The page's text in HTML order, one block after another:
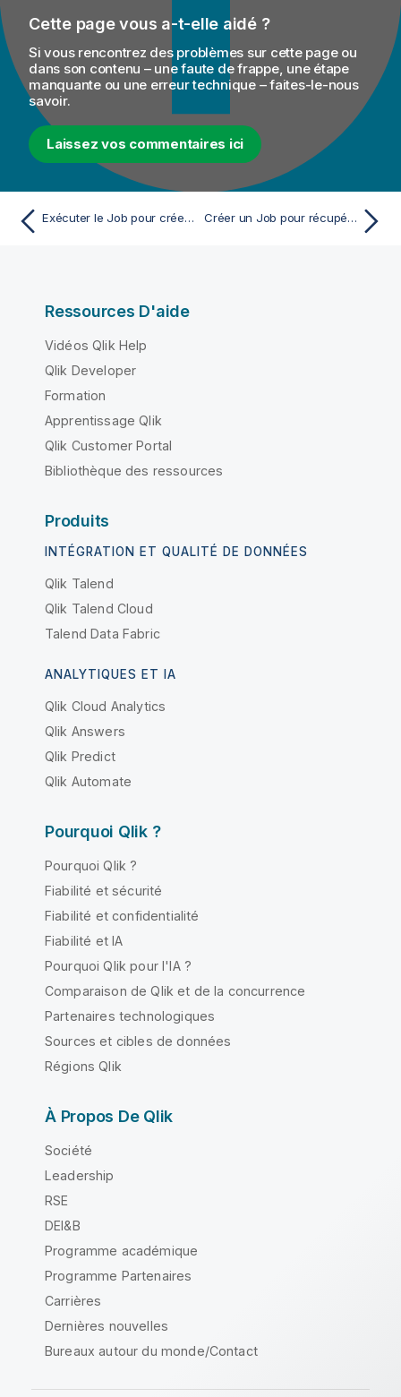
Cette page vous a-t-elle aidé ?
Si vous rencontrez des problèmes sur cette page ou
dans son contenu – une faute de frappe, une étape
manquante ou une erreur technique – faites-le-nous
savoir.
Laissez vos commentaires ici
Exécuter le Job pour créer un ticket dans l'application JIRA Créer un Job pour récupérer les informations du projet depuis l'application JIRA
Ressources D'aide
Vidéos Qlik Help
Qlik Developer
Formation
Apprentissage Qlik
Qlik Customer Portal
Bibliothèque des ressources
Produits
INTÉGRATION ET QUALITÉ DE DONNÉES
Qlik Talend
Qlik Talend Cloud
Talend Data Fabric
ANALYTIQUES ET IA
Qlik Cloud Analytics
Qlik Answers
Qlik Predict
Qlik Automate
Pourquoi Qlik ?
Pourquoi Qlik ?
Fiabilité et sécurité
Fiabilité et confidentialité
Fiabilité et IA
Pourquoi Qlik pour l'IA ?
Comparaison de Qlik et de la concurrence
Partenaires technologiques
Sources et cibles de données
Régions Qlik
À Propos De Qlik
Société
Leadership
RSE
DEI&B
Programme académique
Programme Partenaires
Carrières
Dernières nouvelles
Bureaux autour du monde/Contact